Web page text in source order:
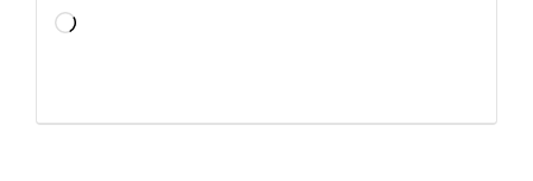
Chargement…